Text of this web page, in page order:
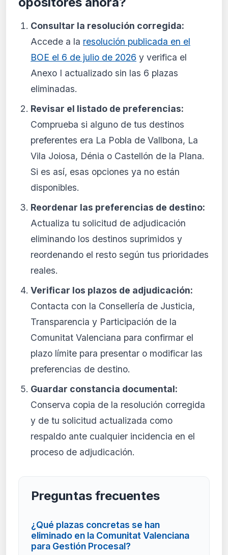
Consultar la resolución corregida:
Accede a la resolución publicada en el
BOE el 6 de julio de 2026 y verifica el
Anexo I actualizado sin las 6 plazas
eliminadas.
Revisar el listado de preferencias:
Comprueba si alguno de tus destinos
preferentes era La Pobla de Vallbona, La
Vila Joiosa, Dénia o Castellón de la Plana.
Si es así, esas opciones ya no están
disponibles.
Reordenar las preferencias de destino:
Actualiza tu solicitud de adjudicación
eliminando los destinos suprimidos y
reordenando el resto según tus prioridades
reales.
Verificar los plazos de adjudicación:
Contacta con la Consellería de Justicia,
Transparencia y Participación de la
Comunitat Valenciana para confirmar el
plazo límite para presentar o modificar las
preferencias de destino.
Guardar constancia documental:
Conserva copia de la resolución corregida
y de tu solicitud actualizada como
respaldo ante cualquier incidencia en el
proceso de adjudicación.
Preguntas frecuentes
¿Qué plazas concretas se han
eliminado en la Comunitat Valenciana
para Gestión Procesal?